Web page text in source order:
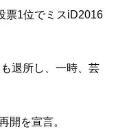
票1位でミスiD2016
退所し、一時、芸
開を宣言。